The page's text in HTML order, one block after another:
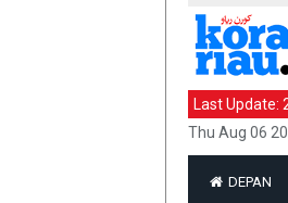
Last Update:
Thu Aug 06
DEPAN